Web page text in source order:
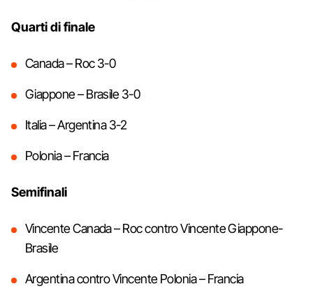
Quarti di finale
Canada – Roc 3-0
Giappone – Brasile 3-0
Italia – Argentina 3-2
Polonia – Francia
Semifinali
Vincente Canada – Roc contro Vincente Giappone-
Brasile
Argentina contro Vincente Polonia – Francia